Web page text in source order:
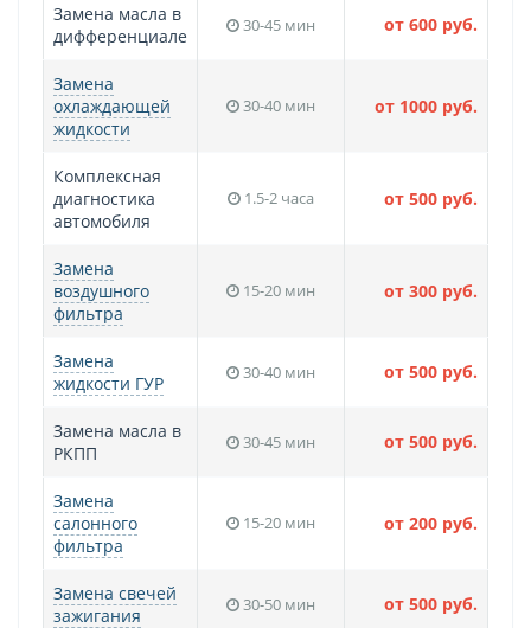
Замена масла в
дифференциале
30-45 мин от 600 руб.
Замена
охлаждающей
жидкости
30-40 мин от 1000 руб.
Комплексная
диагностика
автомобиля
1.5-2 часа от 500 руб.
Замена
воздушного
фильтра
15-20 мин от 300 руб.
Замена
жидкости ГУР
30-40 мин от 500 руб.
Замена масла в
РКПП
30-45 мин от 500 руб.
Замена
салонного
фильтра
15-20 мин от 200 руб.
Замена свечей
зажигания
30-50 мин от 500 руб.